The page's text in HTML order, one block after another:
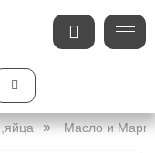
Масло и